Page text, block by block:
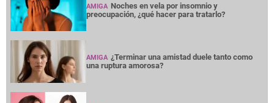
AMIGA Noches en vela por insomnio y
preocupación, ¿qué hacer para tratarlo?
AMIGA ¿Terminar una amistad duele tanto como
una ruptura amorosa?